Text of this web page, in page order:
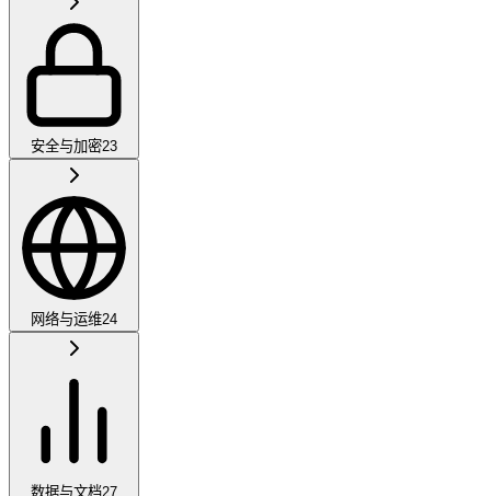
安全与加密23
网络与运维24
数据与文档27